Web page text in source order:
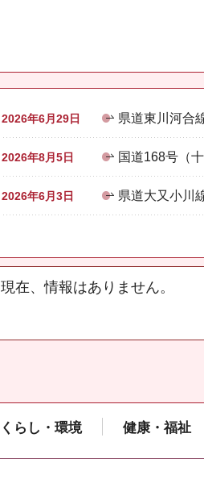
2026年6月29日 県道東川河合
2026年8月5日 国道168号（
2026年6月3日 県道大又小川
現在、情報はありません。
くらし・環境 健康・福祉